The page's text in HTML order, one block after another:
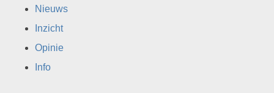
Nieuws
Inzicht
Opinie
Info